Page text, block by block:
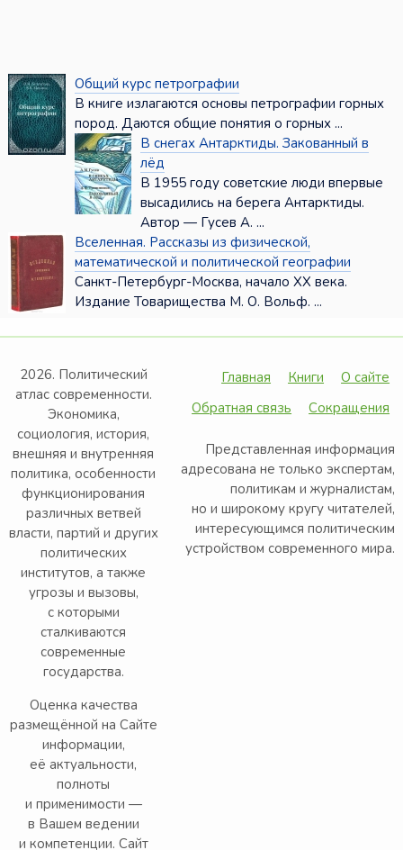
Общий курс петрографии
В книге излагаются основы петрографии горных
пород. Даются общие понятия о горных ...
В снегах Антарктиды. Закованный в
лёд
В 1955 году советские люди впервые
высадились на берега Антарктиды.
Автор — Гусев А. ...
Вселенная. Рассказы из физической,
математической и политической географии
Санкт-Петербург-Москва, начало ХХ века.
Издание Товарищества М. О. Вольф. ...
2026. Политический
атлас современности.
Экономика,
социология, история,
внешняя и внутренняя
политика, особенности
функционирования
различных ветвей
власти, партий и других
политических
институтов, а также
угрозы и вызовы,
с которыми
сталкиваются
современные
государства.
Оценка качества
размещённой на Сайте
информации,
её актуальности,
полноты
и применимости —
в Вашем ведении
и компетенции. Сайт
Главная Книги
О сайте
Обратная связь
Сокращения
Представленная информация
адресована не только экспертам,
политикам и журналистам,
но и широкому кругу читателей,
интересующимся политическим
устройством современного мира.